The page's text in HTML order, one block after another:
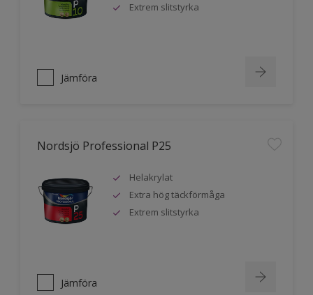
Extrem slitstyrka
Jämföra
Nordsjö Professional P25
Helakrylat
Extra hög täckförmåga
Extrem slitstyrka
Jämföra